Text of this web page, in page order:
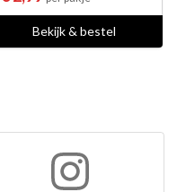
Bekijk & bestel